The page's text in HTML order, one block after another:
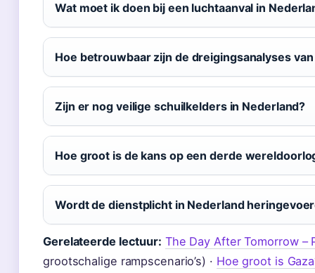
Wat moet ik doen bij een luchtaanval in
Hoe betrouwbaar zijn de dreigingsanalyses
Zijn er nog veilige schuilkelders in Nederland?
Hoe groot is de kans op een derde
Wordt de dienstplicht in Nederland
Gerelateerde lectuur: The Day After Tomorrow –
grootschalige rampscenario’s) · Hoe groot is